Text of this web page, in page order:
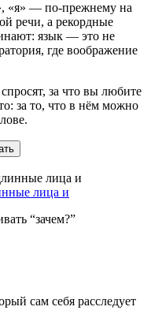
«я» — по-прежнему на
речи, а рекордные
язык — это не
где воображение
за что вы любите
за то, что в нём можно
лица и
“зачем?”
сам себя расследует